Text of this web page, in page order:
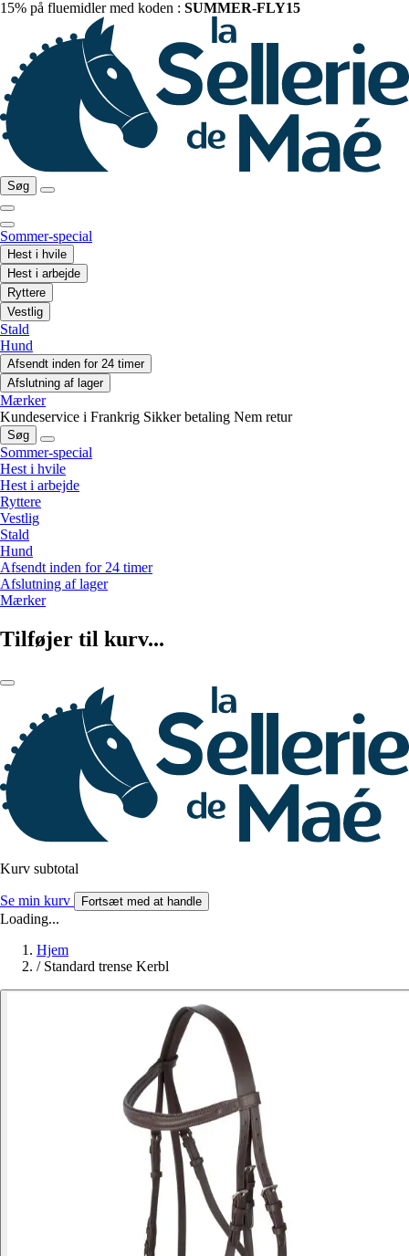
15% på fluemidler med koden : SUMMER-FLY15
Søg
Sommer-special
Hest i hvile
Hest i arbejde
Ryttere
Vestlig
Stald
Hund
Afsendt inden for 24 timer
Afslutning af lager
Mærker
Kundeservice i Frankrig Sikker betaling Nem retur
Søg
Sommer-special
Hest i hvile
Hest i arbejde
Ryttere
Vestlig
Stald
Hund
Afsendt inden for 24 timer
Afslutning af lager
Mærker
Tilføjer til kurv...
Kurv subtotal
Se min kurv Fortsæt med at handle
Loading...
Hjem
/ Standard trense Kerbl